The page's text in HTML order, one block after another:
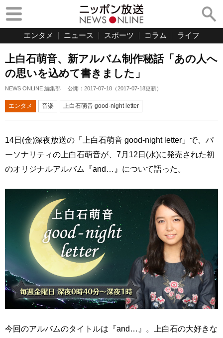
エンタメ ニュース スポーツ コラム ライフ
上白石萌音、新アルバム制作秘話「あの人へ
の思いを込めて書きました」
NEWS ONLINE 編集部 公開： 2017-07-18 （2017-07-18更新）
エンタメ 音楽 上白石萌音 good-night letter
14日(金)深夜放送の「上白石萌音 good‐night letter」で、パ
ーソナリティの上白石萌音が、7月12日(水)に発売された初
のオリジナルアルバム『and…』について語った。
今回のアルバムのタイトルは『and…』。上白石の大好きな